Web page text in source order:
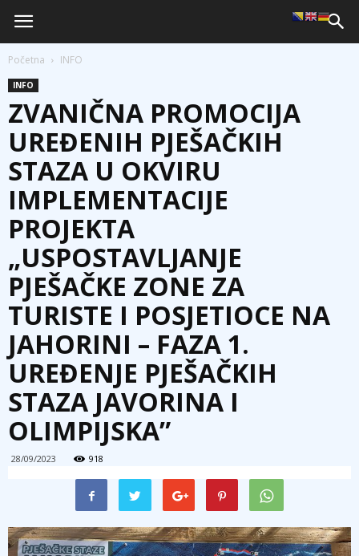
Početna INFO
INFO
ZVANIČNA PROMOCIJA
UREĐENIH PJEŠAČKIH
STAZA U OKVIRU
IMPLEMENTACIJE
PROJEKTA
„USPOSTAVLЈANJE
PJEŠAČKE ZONE ZA
TURISTE I POSJETIOCE NA
JAHORINI – FAZA 1.
UREĐENJE PJEŠAČKIH
STAZA JAVORINA I
OLIMPIJSKA”
28/09/2023 918